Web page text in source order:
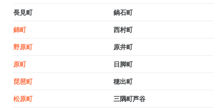
長見町 鍋石町
錦町 西村町
野原町 原井町
原町 日脚町
琵琶町 穂出町
松原町 三隅町芦谷